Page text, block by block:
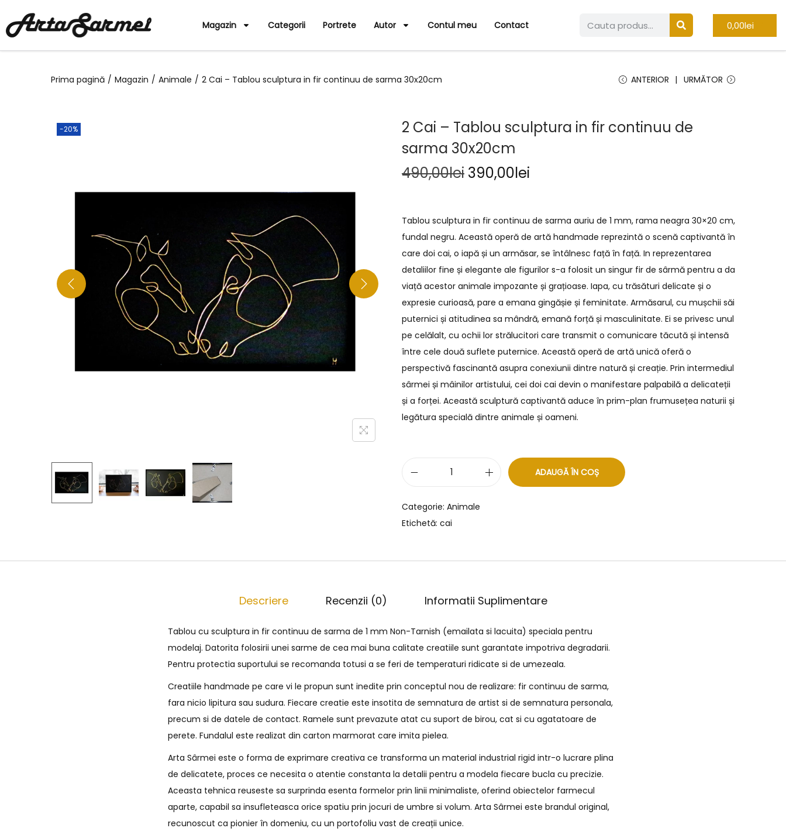
Magazin Categorii Portrete Autor Contul meu Contact 0,00lei
Prima pagină / Magazin / Animale / 2 Cai – Tablou sculptura in fir continuu de sarma 30x20cm ANTERIOR URMĂTOR
-20%
2 Cai – Tablou sculptura in fir continuu de
sarma 30x20cm
490,00lei 390,00lei
Tablou sculptura in fir continuu de sarma auriu de 1 mm, rama neagra 30×20 cm,
fundal negru. Această operă de artă handmade reprezintă o scenă captivantă în
care doi cai, o iapă și un armăsar, se întâlnesc față în față. In reprezentarea
detaliilor fine și elegante ale figurilor s-a folosit un singur fir de sârmă pentru a da
viață acestor animale impozante și grațioase. Iapa, cu trăsături delicate și o
expresie curioasă, pare a emana gingășie și feminitate. Armăsarul, cu mușchii săi
puternici și atitudinea sa mândră, emană forță și masculinitate. Ei se privesc unul
pe celălalt, cu ochii lor strălucitori care transmit o comunicare tăcută și intensă
între cele două suflete puternice. Această operă de artă unică oferă o
perspectivă fascinantă asupra conexiunii dintre natură și creație. Prin intermediul
sârmei și mâinilor artistului, cei doi cai devin o manifestare palpabilă a delicateții
și a forței. Această sculptură captivantă aduce în prim-plan frumusețea naturii și
legătura specială dintre animale și oameni.
ADAUGĂ ÎN COȘ
Categorie: Animale
Etichetă: cai
Descriere Recenzii (0) Informatii Suplimentare
Tablou cu sculptura in fir continuu de sarma de 1 mm Non-Tarnish (emailata si lacuita) speciala pentru
modelaj. Datorita folosirii unei sarme de cea mai buna calitate creatiile sunt garantate impotriva degradarii.
Pentru protectia suportului se recomanda totusi a se feri de temperaturi ridicate si de umezeala.
Creatiile handmade pe care vi le propun sunt inedite prin conceptul nou de realizare: fir continuu de sarma,
fara nicio lipitura sau sudura. Fiecare creatie este insotita de semnatura de artist si de semnatura personala,
precum si de datele de contact. Ramele sunt prevazute atat cu suport de birou, cat si cu agatatoare de
perete. Fundalul este realizat din carton marmorat care imita pielea.
Arta Sârmei este o forma de exprimare creativa ce transforma un material industrial rigid intr-o lucrare plina
de delicatete, proces ce necesita o atentie constanta la detalii pentru a modela fiecare bucla cu precizie.
Aceasta tehnica reuseste sa surprinda esenta formelor prin linii minimaliste, oferind obiectelor farmecul
aparte, capabil sa insufleteasca orice spatiu prin jocuri de umbre si volum. Arta Sârmei este brandul original,
recunoscut ca pionier în domeniu, cu un portofoliu vast de creații unice.